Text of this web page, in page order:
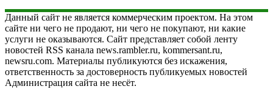
Данный сайт не является коммерческим проектом. На этом
сайте ни чего не продают, ни чего не покупают, ни какие
услуги не оказываются. Сайт представляет собой ленту
новостей RSS канала news.rambler.ru, kommersant.ru,
newsru.com. Материалы публикуются без искажения,
ответственность за достоверность публикуемых новостей
Администрация сайта не несёт.